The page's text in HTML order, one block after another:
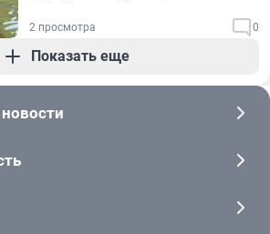
2 просмотра 0
Показать еще